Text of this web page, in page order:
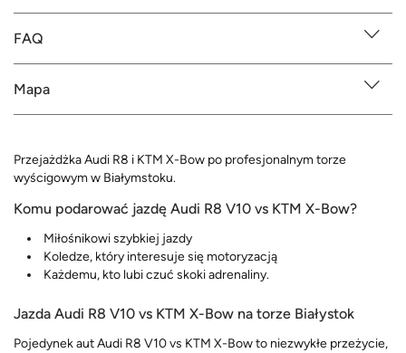
FAQ
Mapa
Przejażdżka Audi R8 i KTM X-Bow po profesjonalnym torze
wyścigowym w Białymstoku.
Komu podarować jazdę Audi R8 V10 vs KTM X-Bow?
Miłośnikowi szybkiej jazdy
Koledze, który interesuje się motoryzacją
Każdemu, kto lubi czuć skoki adrenaliny.
Jazda Audi R8 V10 vs KTM X-Bow na torze Białystok
Pojedynek aut Audi R8 V10 vs KTM X-Bow to niezwykłe przeżycie,